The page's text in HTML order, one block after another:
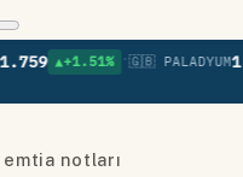
▲+1.51% •🇬🇧 PALADYUM1.385
notları